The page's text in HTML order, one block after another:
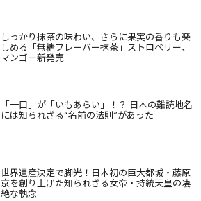
しっかり抹茶の味わい、さらに果実の香りも楽
しめる「無糖フレーバー抹茶」ストロベリー、
マンゴー新発売
「一口」が「いもあらい」！？ 日本の難読地名
には知られざる“名前の法則”があった
世界遺産決定で脚光！日本初の巨大都城・藤原
京を創り上げた知られざる女帝・持統天皇の凄
絶な執念